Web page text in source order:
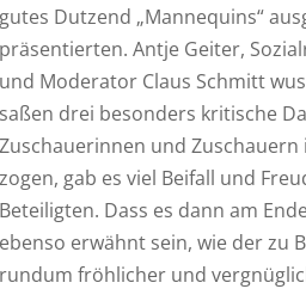
gutes Dutzend „Mannequins“
präsentierten. Antje Geiter,
und Moderator Claus Schmitt
saßen drei besonders kritische
Zuschauerinnen und
zogen, gab es viel Beifall und
Beteiligten. Dass es dann am
ebenso erwähnt sein, wie der zu
rundum fröhlicher und